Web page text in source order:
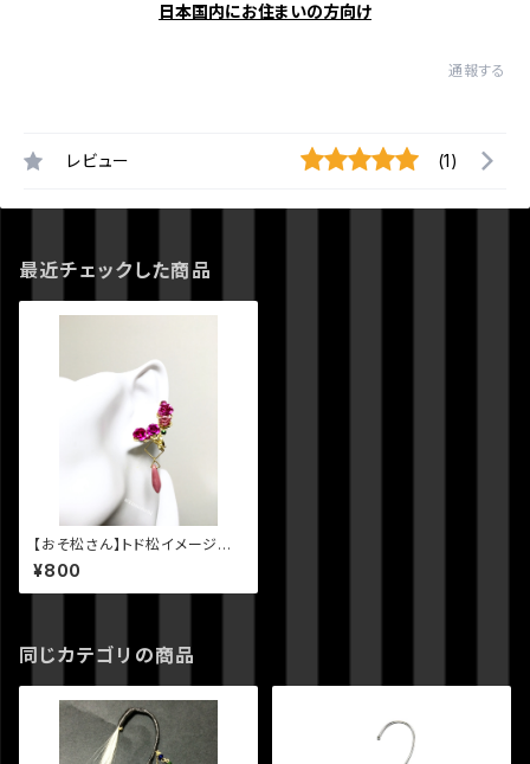
日本国内にお住まいの方向け
通報する
レビュー (1)
最近チェックした商品
【おそ松さん】トド松イメージの
イヤーカフ
¥800
同じカテゴリの商品